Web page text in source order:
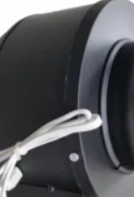
várias
ser
escolhidas
na